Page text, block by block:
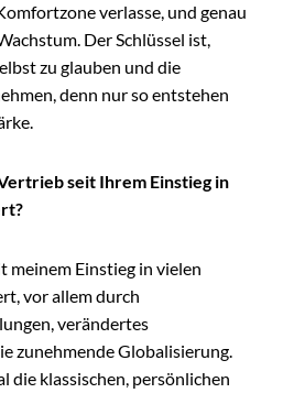
verlasse, und genau
Der Schlüssel ist,
zu glauben und die
denn nur so entstehen
seit Ihrem Einstieg in
meinem Einstieg in vielen
vor allem durch
verändertes
zunehmende Globalisierung.
die klassischen, persönlichen